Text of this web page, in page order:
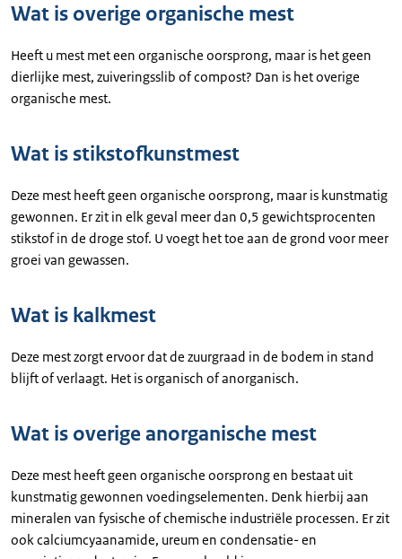
Wat is overige organische mest
Heeft u mest met een organische oorsprong, maar is het geen
dierlijke mest, zuiveringsslib of compost? Dan is het overige
organische mest.
Wat is stikstofkunstmest
Deze mest heeft geen organische oorsprong, maar is kunstmatig
gewonnen. Er zit in elk geval meer dan 0,5 gewichtsprocenten
stikstof in de droge stof. U voegt het toe aan de grond voor meer
groei van gewassen.
Wat is kalkmest
Deze mest zorgt ervoor dat de zuurgraad in de bodem in stand
blijft of verlaagt. Het is organisch of anorganisch.
Wat is overige anorganische mest
Deze mest heeft geen organische oorsprong en bestaat uit
kunstmatig gewonnen voedingselementen. Denk hierbij aan
mineralen van fysische of chemische industriële processen. Er zit
ook calciumcyaanamide, ureum en condensatie- en